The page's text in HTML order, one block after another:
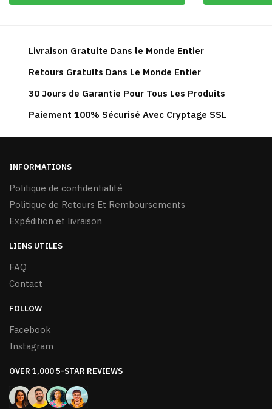
Livraison Gratuite Dans le Monde Entier
Retours Gratuits Dans Le Monde Entier
30 Jours de Garantie Pour Tous Les Produits
Paiement 100% Sécurisé Avec Cryptage SSL
INFORMATIONS
Politique de confidentialité
Politique de Retours Et Remboursements
Expédition et livraison
LIENS UTILES
FAQ
Contact
FOLLOW
Facebook
Instagram
OVER 1,000 5-STAR REVIEWS